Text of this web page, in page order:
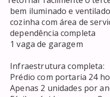
cozinha com área de serviço bem espaçosa
dependência completa
Apenas 2 unidades por andar